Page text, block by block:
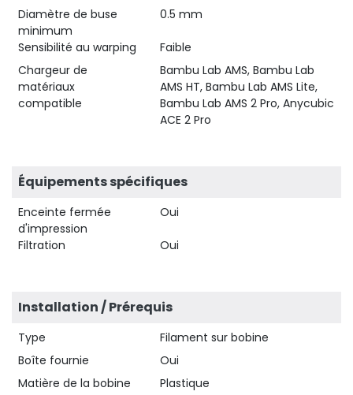
Diamètre de buse
minimum
0.5 mm
Sensibilité au warping
Faible
Chargeur de
matériaux
compatible
Bambu Lab AMS, Bambu Lab
AMS HT, Bambu Lab AMS Lite,
Bambu Lab AMS 2 Pro, Anycubic
ACE 2 Pro
Équipements spécifiques
Enceinte fermée
d'impression
Oui
Filtration Oui
Installation / Prérequis
Type
Filament sur bobine
Boîte fournie
Oui
Matière de la bobine
Plastique